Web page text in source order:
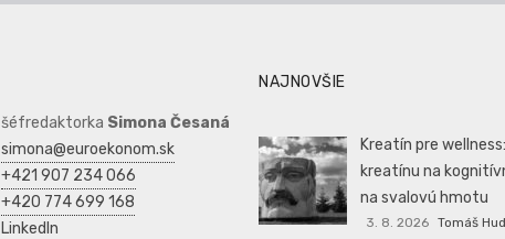
šéfredaktorka Simona Česaná
simona@euroekonom.sk
+421 907 234 066
+420 774 699 168
LinkedIn
NAJNOVŠIE
Kreatín pre
kreatínu na
na svalovú hmotu
3. 8. 2026 Tomáš